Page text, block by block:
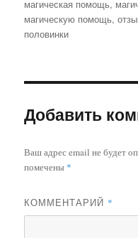
магическая помощь,
магическую помощь,
половинки
Добавить
Ваш адрес email не будет
помечены *
КОММЕНТАРИЙ *